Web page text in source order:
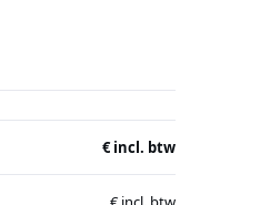
€ incl. btw